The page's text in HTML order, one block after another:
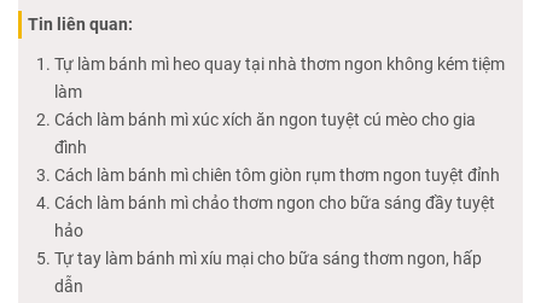
Tin liên quan:
Tự làm bánh mì heo quay tại nhà thơm ngon không kém tiệm
làm
Cách làm bánh mì xúc xích ăn ngon tuyệt cú mèo cho gia
đình
Cách làm bánh mì chiên tôm giòn rụm thơm ngon tuyệt đỉnh
Cách làm bánh mì chảo thơm ngon cho bữa sáng đầy tuyệt
hảo
Tự tay làm bánh mì xíu mại cho bữa sáng thơm ngon, hấp
dẫn